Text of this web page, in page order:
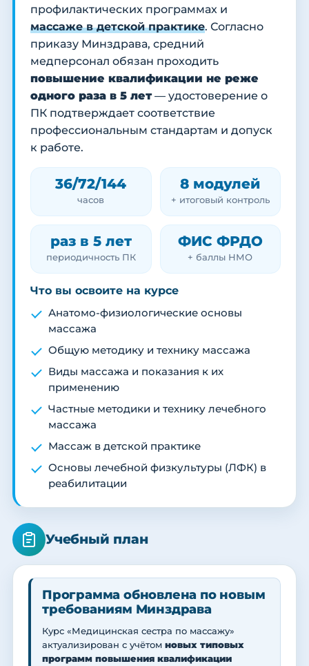
профилактических программах и
массаже в детской практике. Согласно
приказу Минздрава, средний
медперсонал обязан проходить
повышение квалификации не реже
одного раза в 5 лет— удостоверение о
ПК подтверждает соответствие
профессиональным стандартам и допуск
к работе.
36/72/144
часов
8 модулей
+ итоговый контроль
раз в 5 лет
периодичность ПК
ФИС ФРДО
+ баллы НМО
Что вы освоите на курсе
Анатомо-физиологические основы
массажа
Общую методику и технику массажа
Виды массажа и показания к их
применению
Частные методики и технику лечебного
массажа
Массаж в детской практике
Основы лечебной физкультуры (ЛФК) в
реабилитации
Учебный план
Программа обновлена по новым
требованиям Минздрава
Курс «Медицинская сестра по массажу»
актуализирован с учётом новых типовых
программ повышения квалификации